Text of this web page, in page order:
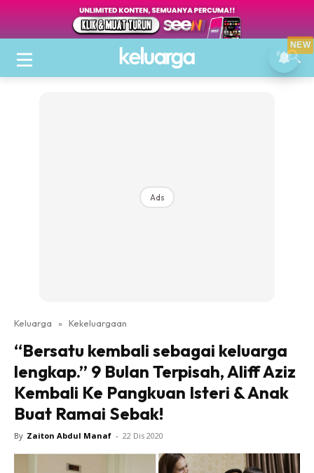
Ads
Keluarga » Kekeluargaan
“Bersatu kembali sebagai keluarga
lengkap.” 9 Bulan Terpisah, Aliff Aziz
Kembali Ke Pangkuan Isteri & Anak
Buat Ramai Sebak!
By Zaiton Abdul Manaf - 22 Dis 2020
NEW